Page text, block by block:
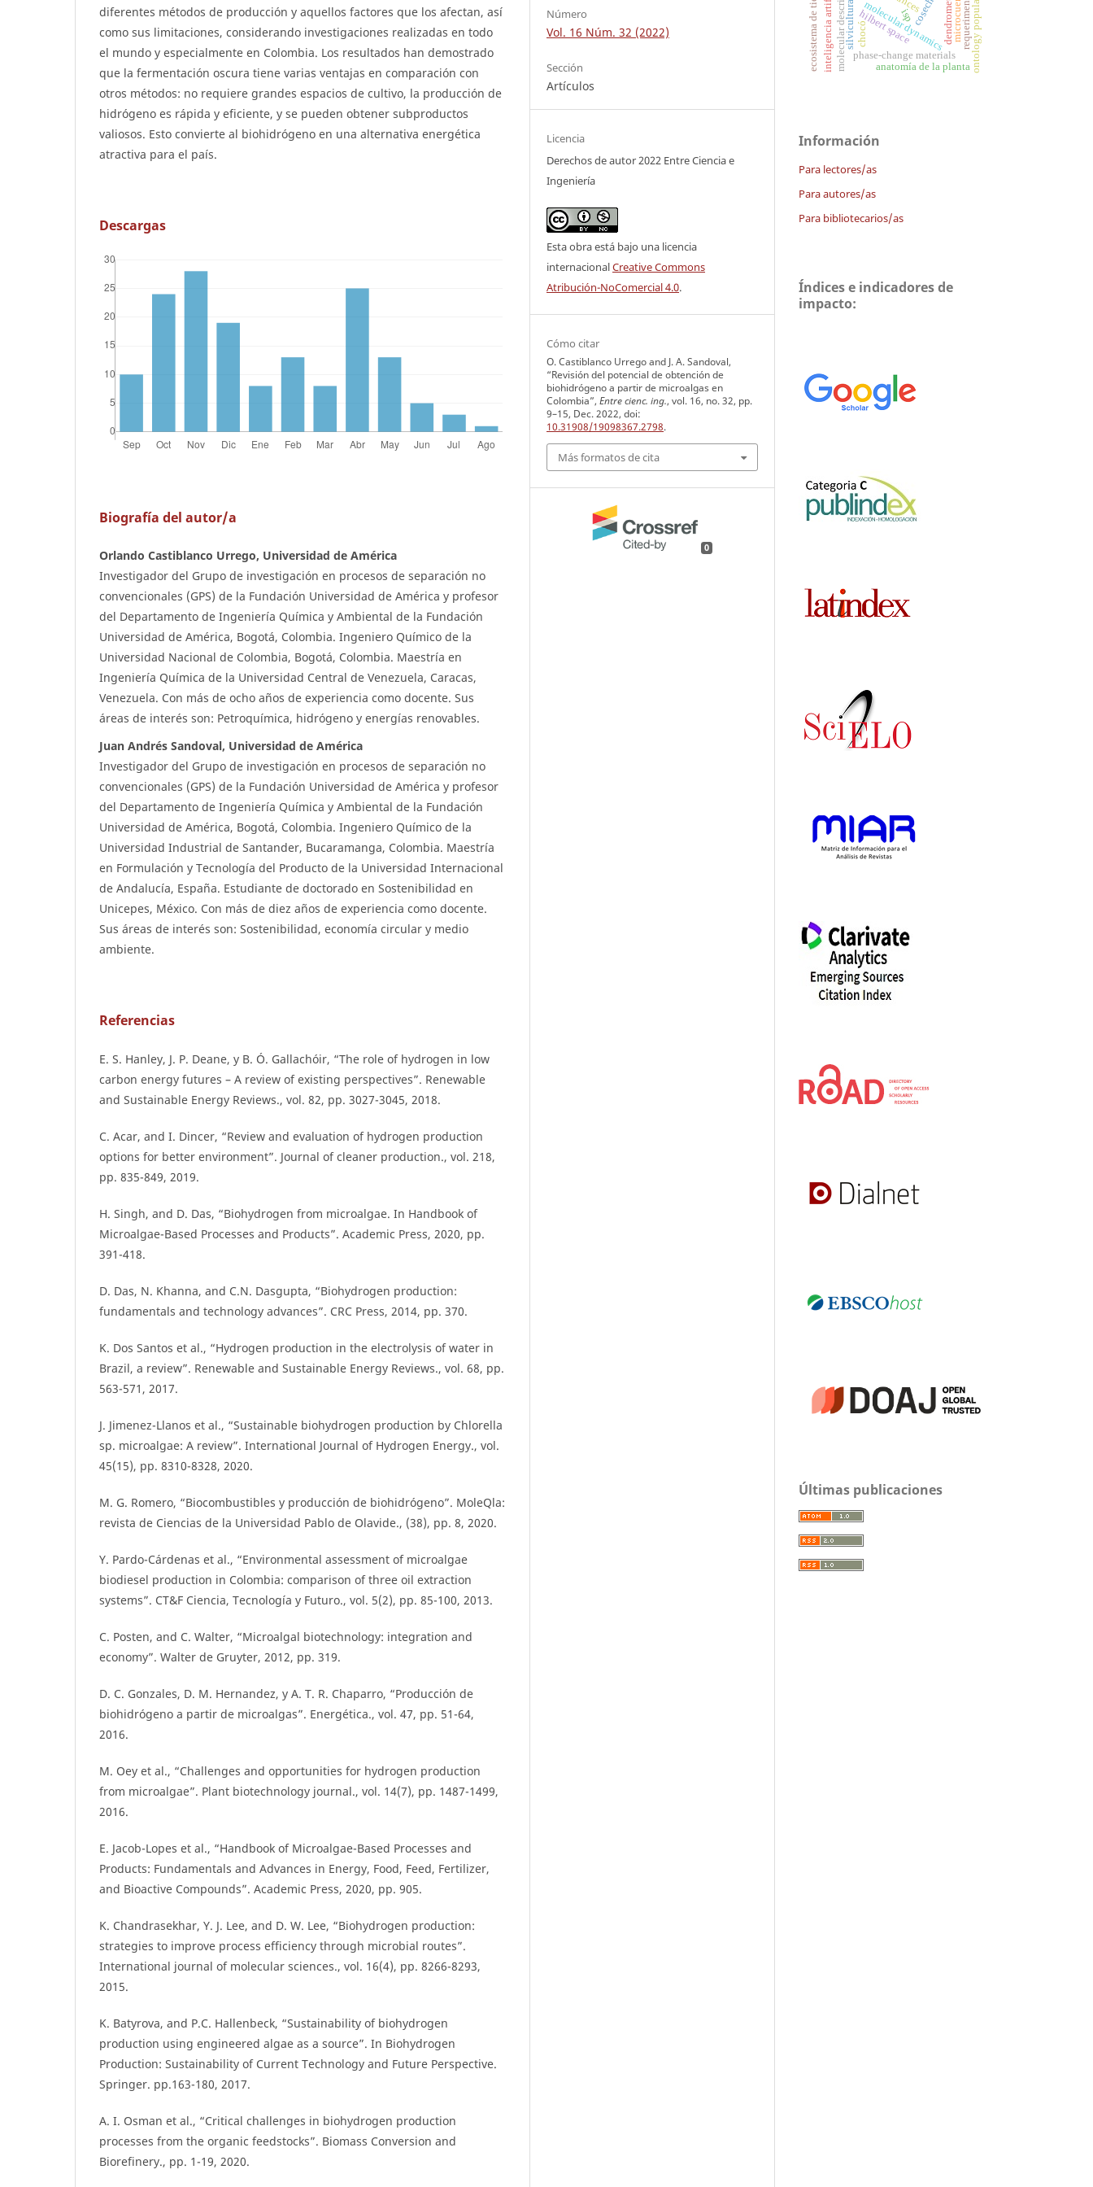
diferentes métodos de producción y aquellos factores que los afectan, así
como sus limitaciones, considerando investigaciones realizadas en todo
el mundo y especialmente en Colombia. Los resultados han demostrado
que la fermentación oscura tiene varias ventajas en comparación con
otros métodos: no requiere grandes espacios de cultivo, la producción de
hidrógeno es rápida y eficiente, y se pueden obtener subproductos
valiosos. Esto convierte al biohidrógeno en una alternativa energética
atractiva para el país.
Descargas
Biografía del autor/a
Orlando Castiblanco Urrego, Universidad de América
Investigador del Grupo de investigación en procesos de separación no
convencionales (GPS) de la Fundación Universidad de América y profesor
del Departamento de Ingeniería Química y Ambiental de la Fundación
Universidad de América, Bogotá, Colombia. Ingeniero Químico de la
Universidad Nacional de Colombia, Bogotá, Colombia. Maestría en
Ingeniería Química de la Universidad Central de Venezuela, Caracas,
Venezuela. Con más de ocho años de experiencia como docente. Sus
áreas de interés son: Petroquímica, hidrógeno y energías renovables.
Juan Andrés Sandoval, Universidad de América
Investigador del Grupo de investigación en procesos de separación no
convencionales (GPS) de la Fundación Universidad de América y profesor
del Departamento de Ingeniería Química y Ambiental de la Fundación
Universidad de América, Bogotá, Colombia. Ingeniero Químico de la
Universidad Industrial de Santander, Bucaramanga, Colombia. Maestría
en Formulación y Tecnología del Producto de la Universidad Internacional
de Andalucía, España. Estudiante de doctorado en Sostenibilidad en
Unicepes, México. Con más de diez años de experiencia como docente.
Sus áreas de interés son: Sostenibilidad, economía circular y medio
ambiente.
Referencias
E. S. Hanley, J. P. Deane, y B. Ó. Gallachóir, “The role of hydrogen in low
carbon energy futures – A review of existing perspectives”. Renewable
and Sustainable Energy Reviews., vol. 82, pp. 3027-3045, 2018.
C. Acar, and I. Dincer, “Review and evaluation of hydrogen production
options for better environment”. Journal of cleaner production., vol. 218,
pp. 835-849, 2019.
H. Singh, and D. Das, “Biohydrogen from microalgae. In Handbook of
Microalgae-Based Processes and Products”. Academic Press, 2020, pp.
391-418.
D. Das, N. Khanna, and C.N. Dasgupta, “Biohydrogen production:
fundamentals and technology advances”. CRC Press, 2014, pp. 370.
K. Dos Santos et al., “Hydrogen production in the electrolysis of water in
Brazil, a review”. Renewable and Sustainable Energy Reviews., vol. 68, pp.
563-571, 2017.
J. Jimenez-Llanos et al., “Sustainable biohydrogen production by Chlorella
sp. microalgae: A review”. International Journal of Hydrogen Energy., vol.
45(15), pp. 8310-8328, 2020.
M. G. Romero, “Biocombustibles y producción de biohidrógeno”. MoleQla:
revista de Ciencias de la Universidad Pablo de Olavide., (38), pp. 8, 2020.
Y. Pardo-Cárdenas et al., “Environmental assessment of microalgae
biodiesel production in Colombia: comparison of three oil extraction
systems”. CT&F Ciencia, Tecnología y Futuro., vol. 5(2), pp. 85-100, 2013.
C. Posten, and C. Walter, “Microalgal biotechnology: integration and
economy”. Walter de Gruyter, 2012, pp. 319.
D. C. Gonzales, D. M. Hernandez, y A. T. R. Chaparro, “Producción de
biohidrógeno a partir de microalgas”. Energética., vol. 47, pp. 51-64,
2016.
M. Oey et al., “Challenges and opportunities for hydrogen production
from microalgae”. Plant biotechnology journal., vol. 14(7), pp. 1487-1499,
2016.
E. Jacob-Lopes et al., “Handbook of Microalgae-Based Processes and
Products: Fundamentals and Advances in Energy, Food, Feed, Fertilizer,
and Bioactive Compounds”. Academic Press, 2020, pp. 905.
K. Chandrasekhar, Y. J. Lee, and D. W. Lee, “Biohydrogen production:
strategies to improve process efficiency through microbial routes”.
International journal of molecular sciences., vol. 16(4), pp. 8266-8293,
2015.
K. Batyrova, and P.C. Hallenbeck, “Sustainability of biohydrogen
production using engineered algae as a source”. In Biohydrogen
Production: Sustainability of Current Technology and Future Perspective.
Springer. pp.163-180, 2017.
A. I. Osman et al., “Critical challenges in biohydrogen production
processes from the organic feedstocks”. Biomass Conversion and
Biorefinery., pp. 1-19, 2020.
Número
Vol. 16 Núm. 32 (2022)
Sección
Artículos
Licencia
Derechos de autor 2022 Entre Ciencia e
Ingeniería
Esta obra está bajo una licencia
internacionalCreative Commons
Atribución-NoComercial 4.0.
Cómo citar
O. Castiblanco Urrego and J. A. Sandoval,
“Revisión del potencial de obtención de
biohidrógeno a partir de microalgas en
Colombia”, Entre cienc. ing., vol. 16, no. 32, pp.
9–15, Dec. 2022, doi:
10.31908/19098367.2798.
Más formatos de cita
0
molecular descriptors molecular dynamics
phase-change materials
inteligencia artificial hilbert space
anatomía de la planta
dendrometría
silvicultura ontology population
isp
chocó microcuenca
Información
Para lectores/as
Para autores/as
Para bibliotecarios/as
Índices e indicadores de
impacto:
Últimas publicaciones